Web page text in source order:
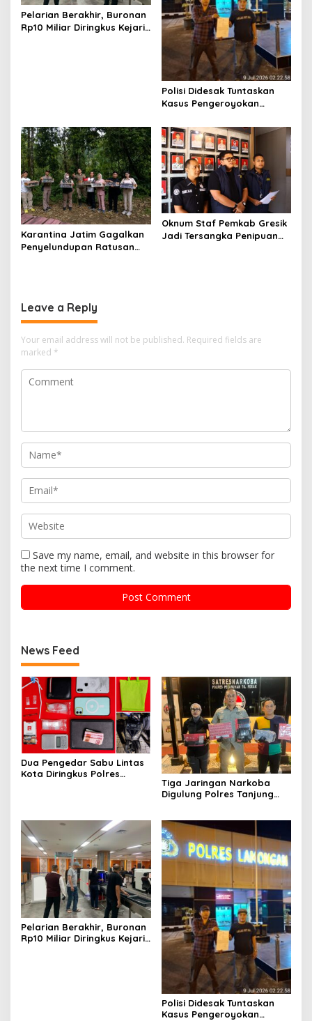
Pelarian Berakhir, Buronan
Rp10 Miliar Diringkus Kejari
Polisi Didesak Tuntaskan
Kasus Pengeroyokan
Lamongan
Karantina Jatim Gagalkan
Penyelundupan Ratusan
Oknum Staf Pemkab Gresik
Jadi Tersangka Penipuan
Leave a Reply
Your email address will not be published. Required fields are
marked *
Save my name, email, and website in this browser for
the next time I comment.
News Feed
Dua Pengedar Sabu Lintas
Kota Diringkus Polres
Tiga Jaringan Narkoba
Digulung Polres Tanjung
Pelarian Berakhir, Buronan
Rp10 Miliar Diringkus Kejari
Polisi Didesak Tuntaskan
Kasus Pengeroyokan